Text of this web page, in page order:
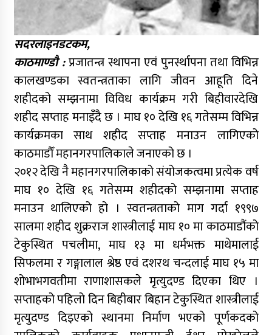
सदरलाइनडटकम,
काठमाण्डौ :प्रजातन्त्र स्थापना एवं पुनर्स्थापना तथा विभिन्न
कालखण्डका स्वतन्त्रताका लागि जीवन आहूति दिने
शहीदको सम्झनामा विविध कार्यक्रम गरी बिहीवारदेखि
शहीद सप्ताह मनाइँदै छ । माघ १० देखि १६ गतेसम्म विभिन्न
कार्यक्रमका साथ शहीद सप्ताह मनाउन लागिएको
काठमाडौँ महानगरपालिकाले जनाएको छ ।
२०१२ देखि नै महानगरपालिकाको संयोजकत्वमा प्रत्येक वर्ष
माघ १० देखि १६ गतेसम्म शहीदको सम्झनामा सप्ताह
मनाउन थालिएको हो । स्वतन्त्रताको माग गर्दा १९९७
सालमा शहीद शुक्रराज शास्त्रीलाई माघ १० मा काठमाडौंको
टेकुस्थित पचलीमा, माघ १३ मा धर्मभक्त माथेमालाई
सिफलमा र गङ्गालाल श्रेष्ठ एवं दशरथ चन्दलाई माघ १५ मा
शोभाभगवतीमा राणाशासकले मृत्युदण्ड दिएका थिए ।
सप्ताहको पहिलो दिन बिहीबार बिहान टेकुस्थित शास्त्रीलाई
मृत्युदण्ड दिइएको स्थानमा निर्माण भएको पूर्णकदको